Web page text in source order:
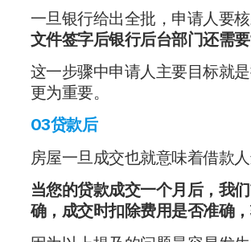
一旦银行给出全批，申请人要
文件签字后银行后台部门还需
这一步骤中申请人主要目标就
更为重要。
03贷款后
房屋一旦成交也就意味着借款
当您的贷款成交一个月后，我
确，成交时扣除费用是否准确